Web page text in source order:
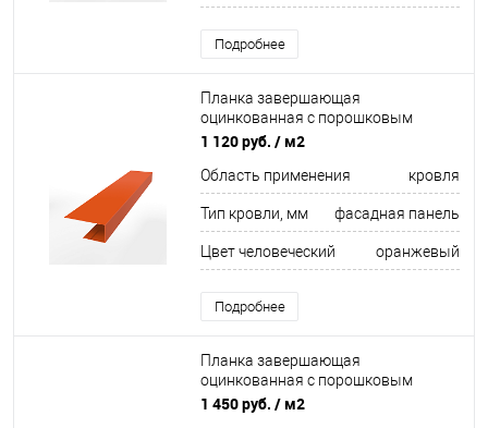
Подробнее
Планка завершающая
оцинкованная с порошковым
покрытием 0,45мм ширина менее
1 120 руб. / м2
Область применения кровля
Тип кровли, мм фасадная панель
Цвет человеческий оранжевый
Подробнее
Планка завершающая
оцинкованная с порошковым
покрытием 0,45мм ширина более
1 450 руб. / м2